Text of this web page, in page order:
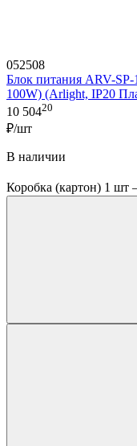
052508
Блок питания ARV-
100W) (Arlight, IP20
10 50420
₽/шт
В наличии
Коробка (картон) 1 шт